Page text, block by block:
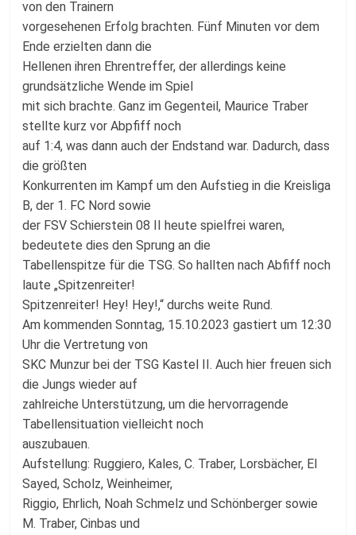
von den Trainern
vorgesehenen Erfolg brachten. Fünf Minuten vor dem
Ende erzielten dann die
Hellenen ihren Ehrentreffer, der allerdings keine
grundsätzliche Wende im Spiel
mit sich brachte. Ganz im Gegenteil, Maurice Traber
stellte kurz vor Abpfiff noch
auf 1:4, was dann auch der Endstand war. Dadurch, dass
die größten
Konkurrenten im Kampf um den Aufstieg in die Kreisliga
B, der 1. FC Nord sowie
der FSV Schierstein 08 II heute spielfrei waren,
bedeutete dies den Sprung an die
Tabellenspitze für die TSG. So hallten nach Abfiff noch
laute „Spitzenreiter!
Spitzenreiter! Hey! Hey!,“ durchs weite Rund.
Am kommenden Sonntag, 15.10.2023 gastiert um 12:30
Uhr die Vertretung von
SKC Munzur bei der TSG Kastel II. Auch hier freuen sich
die Jungs wieder auf
zahlreiche Unterstützung, um die hervorragende
Tabellensituation vielleicht noch
auszubauen.
Aufstellung: Ruggiero, Kales, C. Traber, Lorsbächer, El
Sayed, Scholz, Weinheimer,
Riggio, Ehrlich, Noah Schmelz und Schönberger sowie
M. Traber, Cinbas und